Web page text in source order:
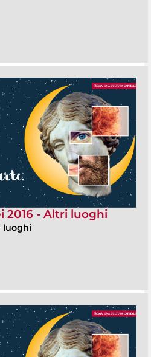
2016 - Altri luoghi
luoghi